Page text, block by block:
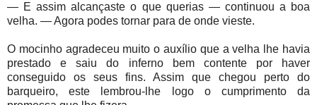
— E assim alcançaste o que querias — continuou a boa
velha. — Agora podes tornar para de onde vieste.
O mocinho agradeceu muito o auxílio que a velha lhe havia
prestado e saiu do inferno bem contente por haver
conseguido os seus fins. Assim que chegou perto do
barqueiro, este lembrou-lhe logo o cumprimento da